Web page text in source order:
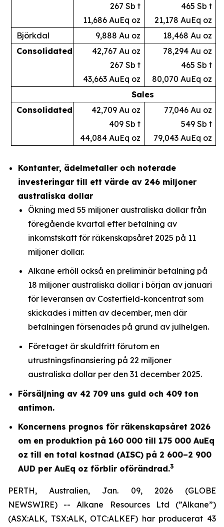
267 Sb t
11,686 AuEq oz
465 Sb t
21,178 AuEq oz
Björkdal
9,888 Au oz
18,468 Au oz
Consolidated
42,767 Au oz
267 Sb t
43,663 AuEq oz
78,294 Au oz
465 Sb t
80,070 AuEq oz
Sales
Consolidated
42,709 Au oz
409 Sb t
44,084 AuEq oz
77,046 Au oz
549 Sb t
79,043 AuEq oz
Kontanter, ädelmetaller och noterade
investeringar till ett värde av 246 miljoner
australiska dollar
Ökning med 55 miljoner australiska dollar från
föregående kvartal efter betalning av
inkomstskatt för räkenskapsåret 2025 på 11
miljoner dollar.
Alkane erhöll också en preliminär betalning på
18 miljoner australiska dollar i början av januari
för leveransen av Costerfield-koncentrat som
skickades i mitten av december, men där
betalningen försenades på grund av julhelgen.
Företaget är skuldfritt förutom en
utrustningsfinansiering på 22 miljoner
australiska dollar per den 31 december 2025.
Försäljning av 42 709 uns guld och 409 ton
antimon.
Koncernens prognos för räkenskapsåret 2026
om en produktion på 160 000 till 175 000 AuEq
oz till en total kostnad (AISC) på 2 600–2 900
AUD per AuEq oz förblir oförändrad.3
PERTH, Australien, Jan. 09, 2026 (GLOBE
NEWSWIRE) -- Alkane Resources Ltd (”Alkane”)
(ASX:ALK, TSX:ALK, OTC:ALKEF) har producerat 43